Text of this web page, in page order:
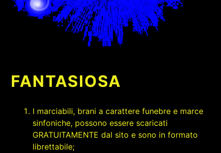
FANTASIOSA
I marciabili, brani a carattere funebre e marce
sinfoniche, possono essere scaricati
GRATUITAMENTE dal sito e sono in formato
librettabile;